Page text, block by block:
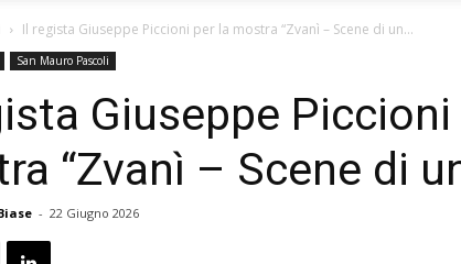
Il regista Giuseppe Piccioni per la mostra “Zvanì – Scene di un...
San Mauro Pascoli
Giuseppe Piccioni
“Zvanì – Scene di
- 22 Giugno 2026